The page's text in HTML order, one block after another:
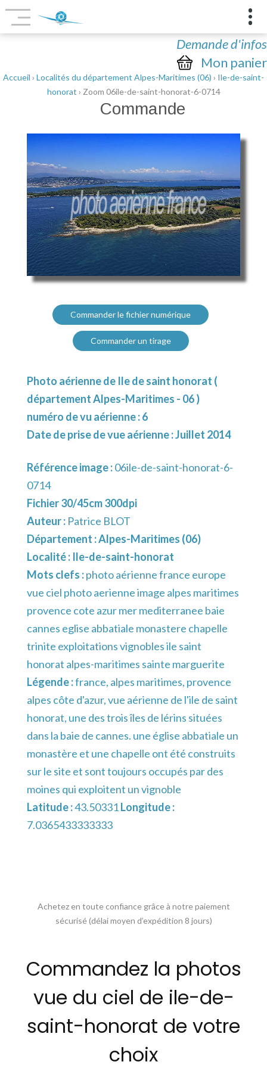
Demande d'infos
Mon panier
Accueil › Localités du département Alpes-Maritimes (06) › Ile-de-saint-
honorat › Zoom 06ile-de-saint-honorat-6-0714
Commande
Commander le fichier numérique
Commander un tirage
Photo aérienne de Ile de saint honorat (
département Alpes-Maritimes - 06 )
numéro de vu aérienne : 6
Date de prise de vue aérienne : Juillet 2014
Référence image :06ile-de-saint-honorat-6-
0714
Fichier 30/45cm 300dpi
Auteur : Patrice BLOT
Département :Alpes-Maritimes (06)
Localité : Ile-de-saint-honorat
Mots clefs :photo aérienne france europe
vue ciel photo aerienne image alpes maritimes
provence cote azur mer mediterranee baie
cannes eglise abbatiale monastere chapelle
trinite exploitations vignobles ile saint
honorat alpes-maritimes sainte marguerite
Légende :france, alpes maritimes, provence
alpes côte d'azur, vue aérienne de l'ile de saint
honorat, une des trois îles de lérins situées
dans la baie de cannes. une église abbatiale un
monastère et une chapelle ont été construits
sur le site et sont toujours occupés par des
moines qui exploitent un vignoble
Latitude :43.50331Longitude :
7.0365433333333
Achetez en toute confiance grâce à notre paiement
sécurisé (délai moyen d’expédition 8 jours)
Commandez la photos
vue du ciel de ile-de-
saint-honorat de votre
choix